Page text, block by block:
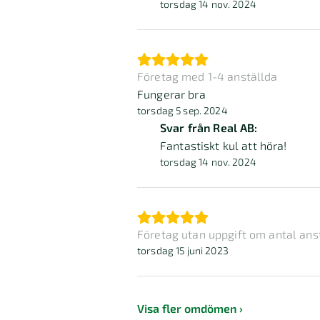
torsdag 14 nov. 2024
Företag med 1-4 anställda
Fungerar bra
torsdag 5 sep. 2024
Svar från Real AB:
Fantastiskt kul att höra!
torsdag 14 nov. 2024
Företag utan uppgift om antal
torsdag 15 juni 2023
Visa fler omdömen